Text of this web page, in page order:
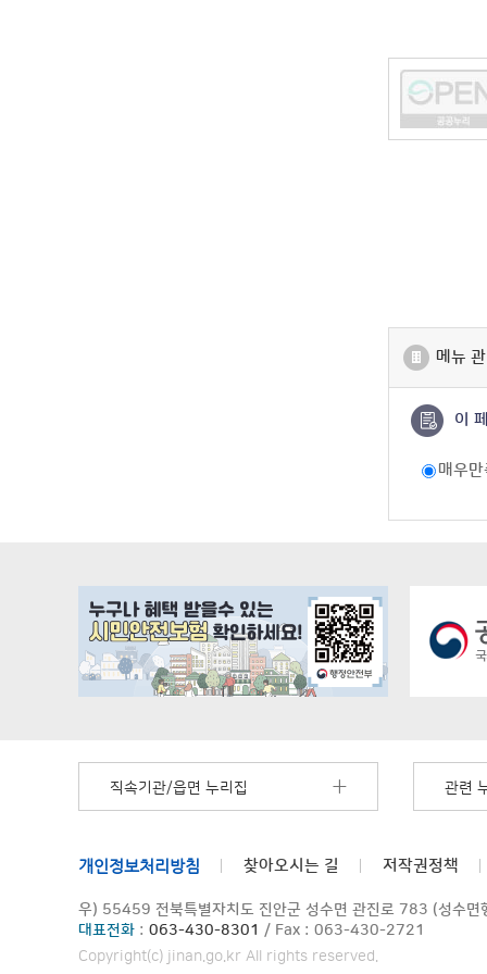
메뉴
이
매우만
직속기관/읍면 누리집 관련
개인정보처리방침 찾아오시는 길 저작권정책
우) 55459 전북특별자치도 진안군 성수면 관진로 783 (성수면
대표전화 : 063-430-8301 / Fax : 063-430-2721
Copyright(c) jinan.go.kr All rights reserved.